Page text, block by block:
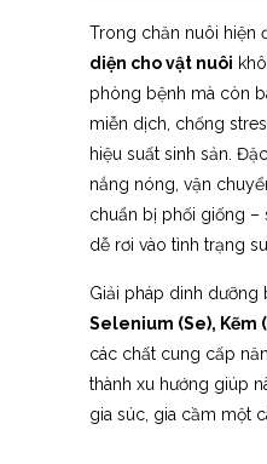
Trong chăn nuôi hiện
diện cho vật nuôi
phòng bệnh mà còn
miễn dịch, chống
hiệu suất sinh sản.
nắng nóng, vận
chuẩn bị phối giống –
dễ rơi vào tình trạng
Giải pháp dinh dưỡng
Selenium (Se), Kẽm
các chất cung cấp
thành xu hướng giúp
gia súc, gia cầm một